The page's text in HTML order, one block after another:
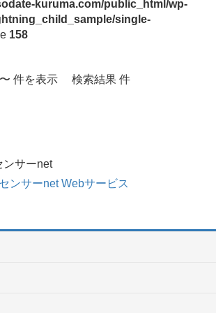
kuruma.com/public_html/wp-
single-
158
件を表示 検索結果 件
ンサーnet
ンサーnet Webサービス